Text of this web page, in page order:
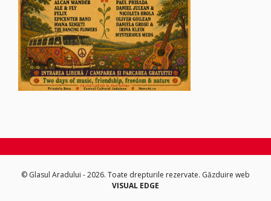
© Glasul Aradului - 2026. Toate drepturile rezervate. Găzduire web
VISUAL EDGE